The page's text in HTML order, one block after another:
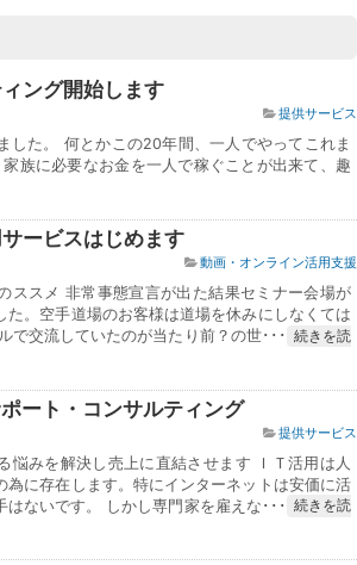
ング開始します
提供サービス
た。 何とかこの20年間、一人でやってこれま
族に必要なお金を一人で稼ぐことが出来て、趣
ービスはじめます
動画・オンライン活用支援
ススメ 非常事態宣言が出た結果セミナー会場が
た。空手道場のお客様は道場を休みにしなくては
で交流していたのが当たり前？の世･･･
続きを読
ート・コンサルティング
提供サービス
悩みを解決し売上に直結させます ＩＴ活用は人
為に存在します。特にインターネットは安価に活
ないです。 しかし専門家を雇えな･･･
続きを読